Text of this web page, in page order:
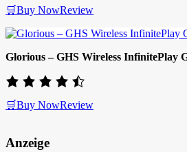
🛒Buy NowReview
Glorious – GHS Wireless InfinitePlay
🛒Buy NowReview
Anzeige